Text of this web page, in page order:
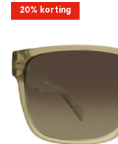
20% korting